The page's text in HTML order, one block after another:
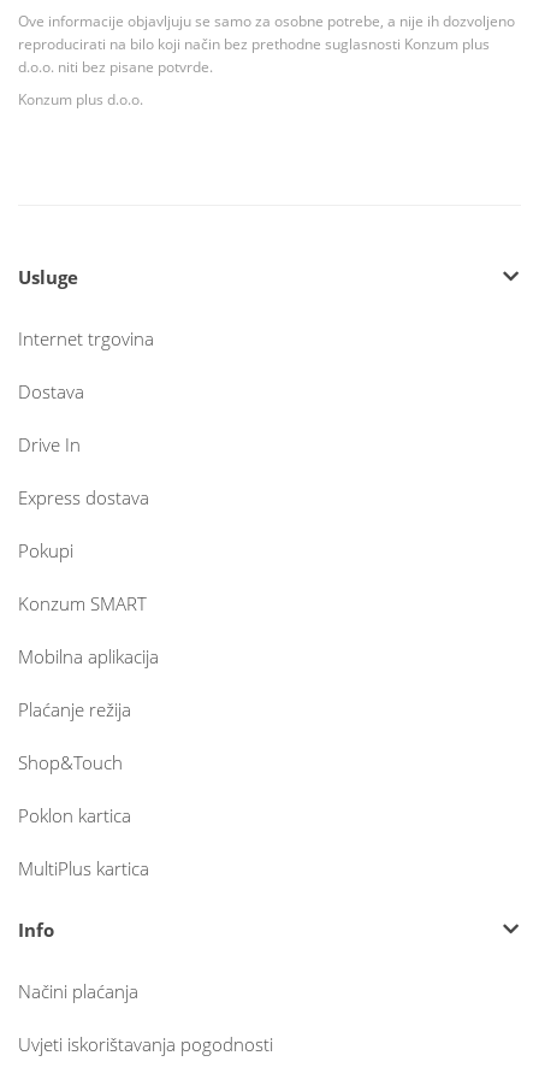
Ove informacije objavljuju se samo za osobne potrebe, a nije ih dozvoljeno
reproducirati na bilo koji način bez prethodne suglasnosti Konzum plus
d.o.o. niti bez pisane potvrde.
Konzum plus d.o.o.
Usluge
Internet trgovina
Dostava
Drive In
Express dostava
Pokupi
Konzum SMART
Mobilna aplikacija
Plaćanje režija
Shop&Touch
Poklon kartica
MultiPlus kartica
Info
Načini plaćanja
Uvjeti iskorištavanja pogodnosti